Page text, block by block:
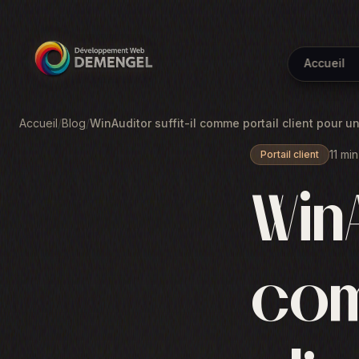
Accueil
Accueil/Blog/WinAuditor suffit-il comme portail client pour
Portail client 11 min